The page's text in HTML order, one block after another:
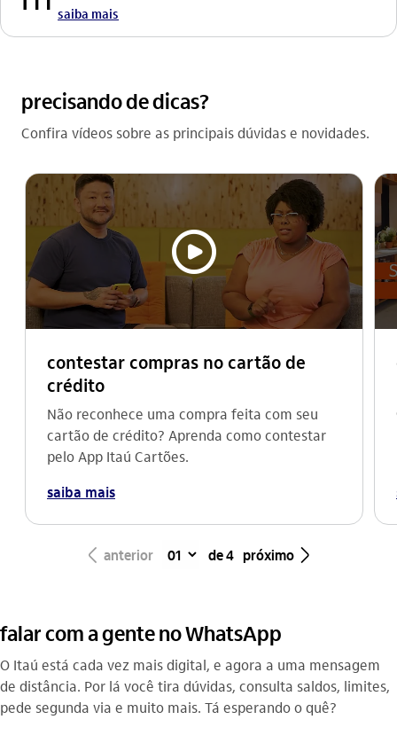
saiba mais
precisando de dicas?
Confira vídeos sobre as principais dúvidas e novidades.
video_outline
contestar compras no cartão de
crédito
Não reconhece uma compra feita com seu
cartão de crédito? Aprenda como contestar
pelo App Itaú Cartões.
saiba mais
seta_esquerda anterior de 4 próximo seta_direita
falar com a gente no WhatsApp
O Itaú está cada vez mais digital, e agora a uma mensagem
de distância. Por lá você tira dúvidas, consulta saldos, limites,
pede segunda via e muito mais. Tá esperando o quê?